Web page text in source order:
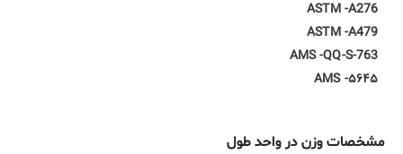
ASTM -A276
ASTM -A479
AMS -QQ-S-763
AMS -۵۶۴۵
مشخصات وزن در واحد طول